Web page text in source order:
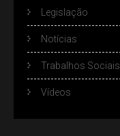
Legislação
Notícias
Trabalhos Sociais
Vídeos